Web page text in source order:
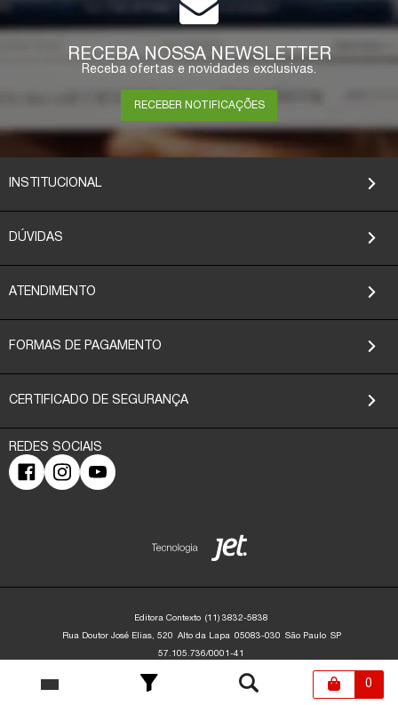
0
RECEBA NOSSA NEWSLETTER
Receba ofertas e novidades exclusivas.
RECEBER NOTIFICAÇÕES
INSTITUCIONAL
DÚVIDAS
ATENDIMENTO
FORMAS DE PAGAMENTO
CERTIFICADO DE SEGURANÇA
Editora Contexto (11) 3832-5838
Rua Doutor José Elias, 520 Alto da Lapa 05083-030 São Paulo SP
57.105.736/0001-41
Lapa - São Paulo/SP - 05083-030 | contato@editoracontexto.com.br | +55 11